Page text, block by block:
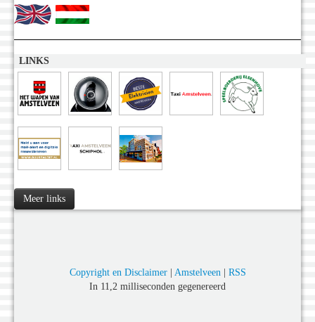
LINKS
Meer links
Copyright en Disclaimer| Amstelveen
RSS
In 11,2 milliseconden gegenereerd